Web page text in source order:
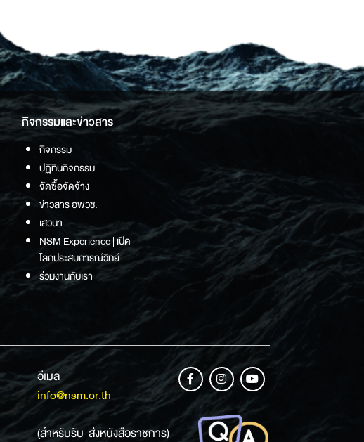
กิจกรรมและข่าวสาร
กิจกรรม
ปฏิทินกิจกรรม
จัดซื้อจัดจ้าง
ข่าวสาร อพวช.
เสวนา
NSM Experience | เปิด
โลกประสบการณ์วิทย์
ร่วมงานกับเรา
อีเมล
info@nsm.or.th
(สำหรับรับ-ส่งหนังสือราชการ)